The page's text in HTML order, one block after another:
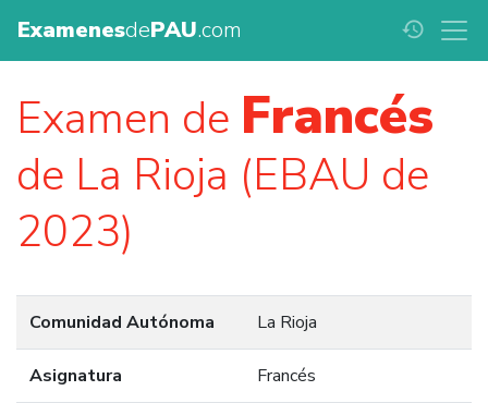
ExamenesdePAU.com history
Examen de Francés
de La Rioja (EBAU de
2023)
Comunidad Autónoma La Rioja
Asignatura Francés